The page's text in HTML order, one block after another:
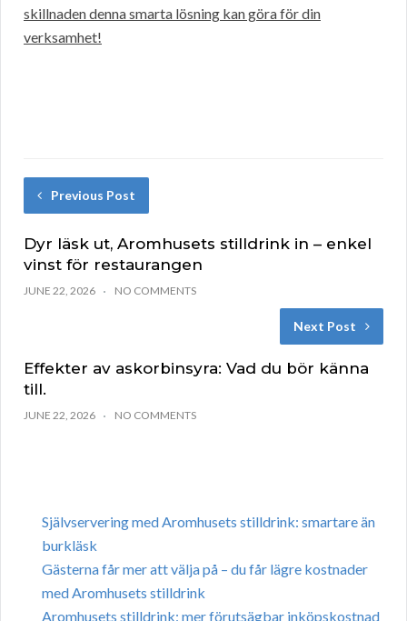
skillnaden denna smarta lösning kan göra för din
verksamhet!
Previous Post
Dyr läsk ut, Aromhusets stilldrink in – enkel
vinst för restaurangen
JUNE 22, 2026 NO COMMENTS
Next Post
Effekter av askorbinsyra: Vad du bör känna
till.
JUNE 22, 2026 NO COMMENTS
Självservering med Aromhusets stilldrink: smartare än
burkläsk
Gästerna får mer att välja på – du får lägre kostnader
med Aromhusets stilldrink
Aromhusets stilldrink: mer förutsägbar inköpskostnad